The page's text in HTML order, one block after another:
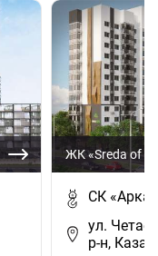
ЖК «Sreda of
СК
ул.
р-н,